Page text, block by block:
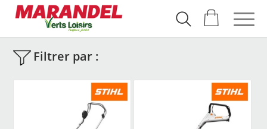
Filtrer par :